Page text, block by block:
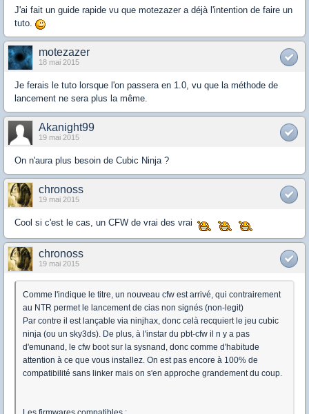
J'ai fait un guide rapide vu que motezazer a déjà l'intention de faire un
tuto.
motezazer
18 mai 2015
Je ferais le tuto lorsque l'on passera en 1.0, vu que la méthode de
lancement ne sera plus la même.
Akanight99
19 mai 2015
On n'aura plus besoin de Cubic Ninja ?
chronoss
19 mai 2015
Cool si c'est le cas, un CFW de vrai des vrai
chronoss
19 mai 2015
Comme l'indique le titre, un nouveau cfw est arrivé, qui contrairement
au NTR permet le lancement de cias non signés (non-legit)
Par contre il est lançable via ninjhax, donc celà recquiert le jeu cubic
ninja (ou un sky3ds). De plus, à l'instar du pbt-cfw il n y a pas
d'emunand, le cfw boot sur la sysnand, donc comme d'habitude
attention à ce que vous installez. On est pas encore à 100% de
compatibilité sans linker mais on s'en approche grandement du coup.